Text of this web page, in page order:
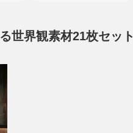
世界観素材21枚セット